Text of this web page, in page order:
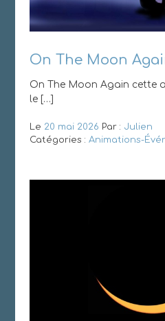
On The Moon
On The Moon Again cette
le […]
Le 20 mai 2026 Par : Julien
Catégories : Animations-